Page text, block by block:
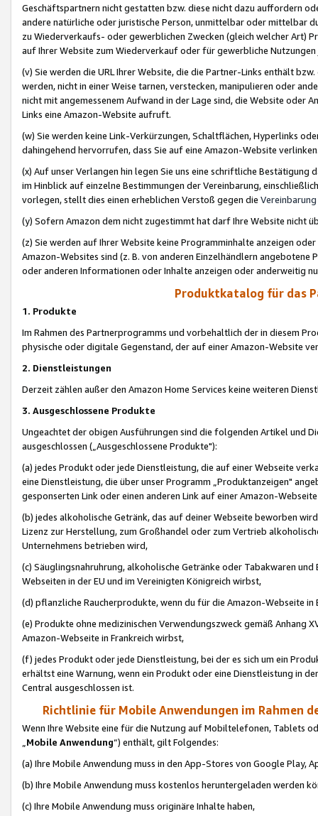
Geschäftspartnern nicht gestatten bzw. diese nicht dazu auffordern
andere natürliche oder juristische Person, unmittelbar oder mittelbar
zu Wiederverkaufs- oder gewerblichen Zwecken (gleich welcher Art)
auf Ihrer Website zum Wiederverkauf oder für gewerbliche
(v) Sie werden die URL Ihrer Website, die die Partner-Links enthält
werden, nicht in einer Weise tarnen, verstecken, manipulieren oder
nicht mit angemessenem Aufwand in der Lage sind, die Website oder
Links eine Amazon-Website aufruft.
(w) Sie werden keine Link-Verkürzungen, Schaltflächen, Hyperlinks
dahingehend hervorrufen, dass Sie auf eine Amazon-Website
(x) Auf unser Verlangen hin legen Sie uns eine schriftliche
im Hinblick auf einzelne Bestimmungen der Vereinbarung,
vorlegen, stellt dies einen erheblichen Verstoß gegen die Vereinbarung
(y) Sofern Amazon dem nicht zugestimmt hat darf Ihre Website nicht
(z) Sie werden auf Ihrer Website keine Programminhalte anzeigen
Amazon-Websites sind (z. B. von anderen Einzelhändlern
oder anderen Informationen oder Inhalte anzeigen oder anderweitig
Produktkatalog für das
1. Produkte
Im Rahmen des Partnerprogramms und vorbehaltlich der in diesem
physische oder digitale Gegenstand, der auf einer Amazon-Website
2. Dienstleistungen
Derzeit zählen außer den Amazon Home Services keine weiteren
3. Ausgeschlossene Produkte
Ungeachtet der obigen Ausführungen sind die folgenden Artikel und
ausgeschlossen („Ausgeschlossene Produkte"):
(a) jedes Produkt oder jede Dienstleistung, die auf einer Webseite
eine Dienstleistung, die über unser Programm „Produktanzeigen"
gesponserten Link oder einen anderen Link auf einer Amazon-
(b) jedes alkoholische Getränk, das auf deiner Webseite beworben
Lizenz zur Herstellung, zum Großhandel oder zum Vertrieb
Unternehmens betrieben wird,
(c) Säuglingsnahruhrung, alkoholische Getränke oder Tabakwaren
Webseiten in der EU und im Vereinigten Königreich wirbst,
(d) pflanzliche Raucherprodukte, wenn du für die Amazon-Webseite in
(e) Produkte ohne medizinischen Verwendungszweck gemäß Anhang
Amazon-Webseite in Frankreich wirbst,
(f) jedes Produkt oder jede Dienstleistung, bei der es sich um ein
erhältst eine Warnung, wenn ein Produkt oder eine Dienstleistung in
Central ausgeschlossen ist.
Richtlinie für Mobile Anwendungen im Rahmen
Wenn Ihre Website eine für die Nutzung auf Mobiltelefonen, Tablets
„Mobile Anwendung“) enthält, gilt Folgendes:
(a) Ihre Mobile Anwendung muss in den App-Stores von Google Play,
(b) Ihre Mobile Anwendung muss kostenlos heruntergeladen werden
(c) Ihre Mobile Anwendung muss originäre Inhalte haben,